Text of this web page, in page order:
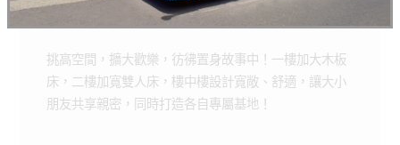
挑高空間，擴大歡樂，彷彿置身故事中！一樓加大木板
床，二樓加寬雙人床，樓中樓設計寬敞、舒適，讓大小
朋友共享親密，同時打造各自專屬基地！
BOOKING